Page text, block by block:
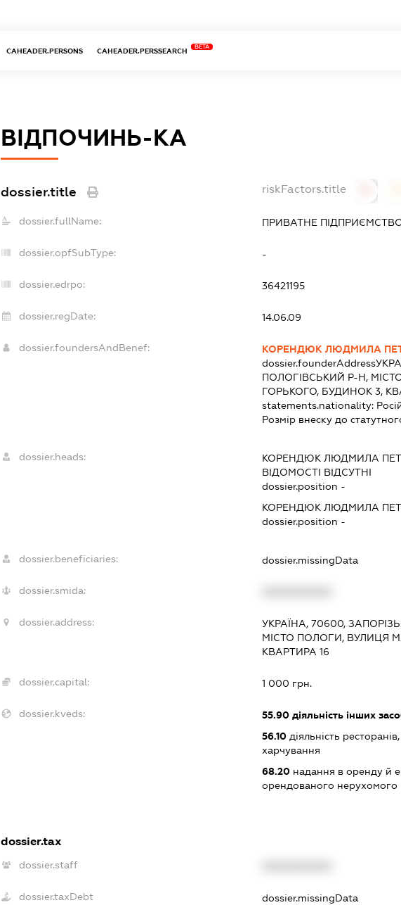
CAHEADER.PERSONS CAHEADER.PERSSEARCH
BETA
ВІДПОЧИНЬ-КА
dossier.title riskFactors.title
dossier.fullName: ПРИВАТНЕ
dossier.opfSubType: -
dossier.edrpo: 36421195
dossier.regDate: 14.06.09
dossier.foundersAndBenef:
КОРЕНДЮК ЛЮДМИЛА
dossier.founderAddress
ПОЛОГІВСЬКИЙ Р-Н,
ГОРЬКОГО, БУДИНОК 3,
statements.nationality:
Розмір внеску до
dossier.heads: КОРЕНДЮК ЛЮДМИЛА
ВІДОМОСТІ ВІДСУТНІ
dossier.position -
КОРЕНДЮК ЛЮДМИЛА
dossier.position -
dossier.beneficiaries: dossier.missingData
dossier.smida:
dossier.address:
УКРАЇНА, 70600,
МІСТО ПОЛОГИ, ВУЛИЦЯ
КВАРТИРА 16
dossier.capital: 1 000 грн.
dossier.kveds: 55.90діяльність інших
56.10діяльність
харчування
68.20надання в оренду й
орендованого нерухомого
dossier.tax
dossier.staff
dossier.taxDebt dossier.missingData